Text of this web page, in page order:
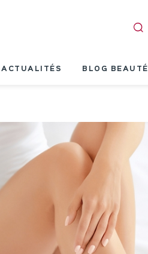
ACTUALITÉS BLOG BEAUTÉ